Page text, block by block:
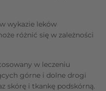
wykazie leków
różnić się w zależności
w leczeniu
górne i dolne drogi
skórę i tkankę podskórną.